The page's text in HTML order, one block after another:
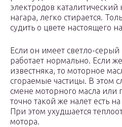
электродов
нагара, легко стирается.
судить о цвете настоящего
Если он имеет светло-серый
работает нормально. Если
известняка, то моторное
сгораемые частицы. В этом
смене моторного масла или
точно такой же налет есть
При этом ухудшается
мотора.